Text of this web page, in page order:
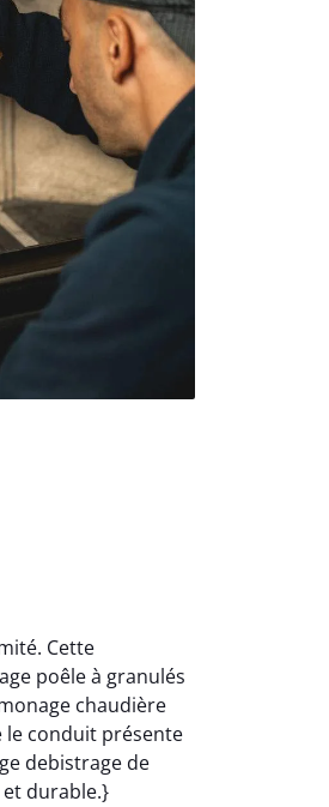
Cette
poêle à granulés
chaudière
le conduit présente
debistrage de
et durable.}